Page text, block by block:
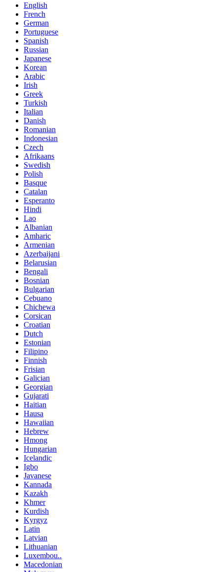
English
French
German
Portuguese
Spanish
Russian
Japanese
Korean
Arabic
Irish
Greek
Turkish
Italian
Danish
Romanian
Indonesian
Czech
Afrikaans
Swedish
Polish
Basque
Catalan
Esperanto
Hindi
Lao
Albanian
Amharic
Armenian
Azerbaijani
Belarusian
Bengali
Bosnian
Bulgarian
Cebuano
Chichewa
Corsican
Croatian
Dutch
Estonian
Filipino
Finnish
Frisian
Galician
Georgian
Gujarati
Haitian
Hausa
Hawaiian
Hebrew
Hmong
Hungarian
Icelandic
Igbo
Javanese
Kannada
Kazakh
Khmer
Kurdish
Kyrgyz
Latin
Latvian
Lithuanian
Luxembou..
Macedonian